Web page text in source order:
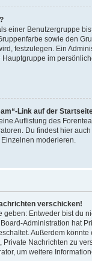
einer Benutzergruppe
sowie den
festzulegen. Ein
im
Link auf der
Auflistung des
Du findest hier
moderieren.
verschicken!
geben: Entweder bist du
Administration hat
Außerdem könnte
Private Nachrichten zu
um weitere